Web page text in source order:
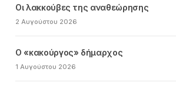
Οι λακκούβες της αναθεώρησης
2 Αυγούστου 2026
Ο «κακούργος» δήμαρχος
1 Αυγούστου 2026